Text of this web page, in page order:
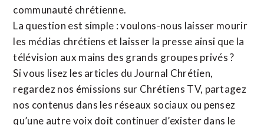
communauté chrétienne.
La question est simple : voulons-nous laisser mourir
les médias chrétiens et laisser la presse ainsi que la
télévision aux mains des grands groupes privés ?
Si vous lisez les articles du Journal Chrétien,
regardez nos émissions sur Chrétiens TV, partagez
nos contenus dans les réseaux sociaux ou pensez
qu’une autre voix doit continuer d’exister dans le